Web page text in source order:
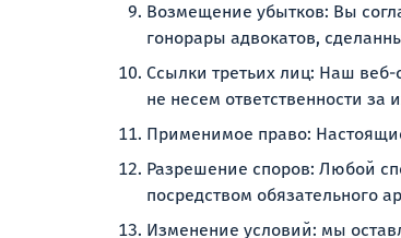
Возмещение убытков: Вы
гонорары адвокатов,
Ссылки третьих лиц: Наш
не несем ответственности
Применимое право:
Разрешение споров: Любой
посредством обязательного
Изменение условий: мы